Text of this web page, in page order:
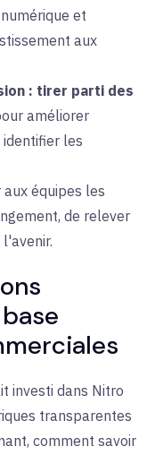
et
aux
: tirer parti des
améliorer
les
auxéquipes les
de relever
investi dans Nitro
transparentes
comment savoir